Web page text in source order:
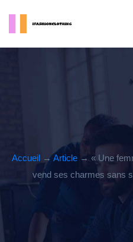
Accueil →Article → « Une
vend ses charmes sans